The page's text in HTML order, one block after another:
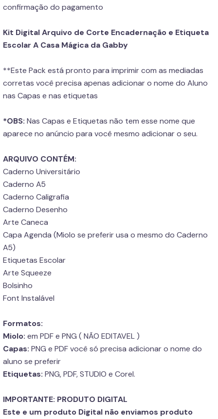
confirmação do pagamento
Kit Digital Arquivo de Corte Encadernação e Etiqueta
Escolar A Casa Mágica da Gabby
**Este Pack está pronto para imprimir com as mediadas
corretas você precisa apenas adicionar o nome do Aluno
nas Capas e nas etiquetas
*OBS: Nas Capas e Etiquetas não tem esse nome que
aparece no anúncio para você mesmo adicionar o seu.
ARQUIVO CONTÉM:
Caderno Universitário
Caderno A5
Caderno Caligrafia
Caderno Desenho
Arte Caneca
Capa Agenda (Miolo se preferir usa o mesmo do Caderno
A5)
Etiquetas Escolar
Arte Squeeze
Bolsinho
Font Instalável
Formatos:
Miolo: em PDF e PNG ( NÃO EDITAVEL )
Capas: PNG e PDF você só precisa adicionar o nome do
aluno se preferir
Etiquetas: PNG, PDF, STUDIO e Corel.
IMPORTANTE: PRODUTO DIGITAL
Este e um produto Digital não enviamos produto